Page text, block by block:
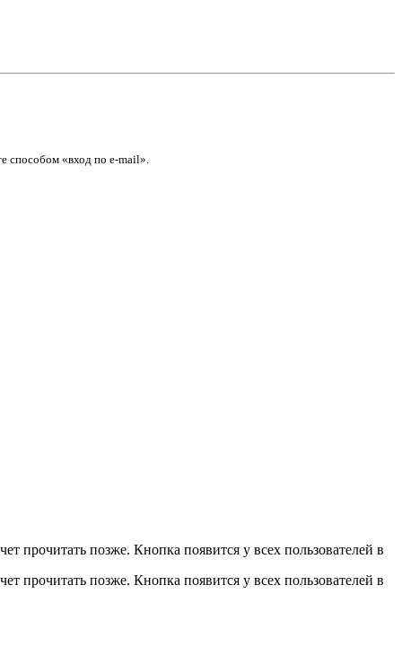
способом «вход по e-mail».
прочитать позже. Кнопка появится у всех пользователей в
прочитать позже. Кнопка появится у всех пользователей в